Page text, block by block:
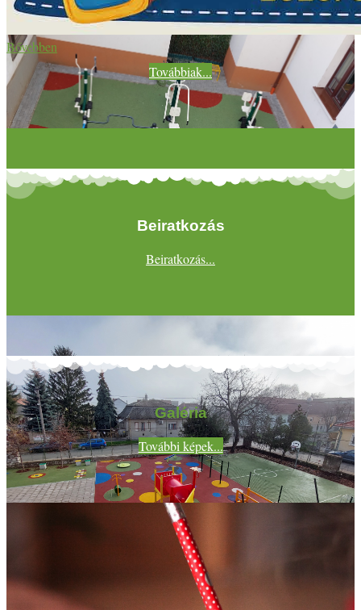
Bővebben
Továbbiak...
Beiratkozás
Beiratkozás...
Galéria
További képek...